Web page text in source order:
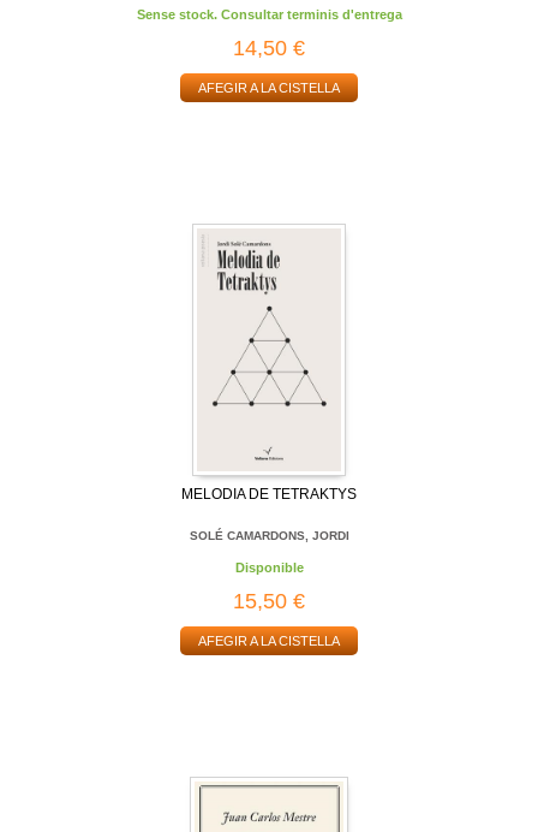
Sense stock. Consultar terminis d'entrega
14,50 €
AFEGIR A LA CISTELLA
MELODIA DE TETRAKTYS
SOLÉ CAMARDONS, JORDI
Disponible
15,50 €
AFEGIR A LA CISTELLA